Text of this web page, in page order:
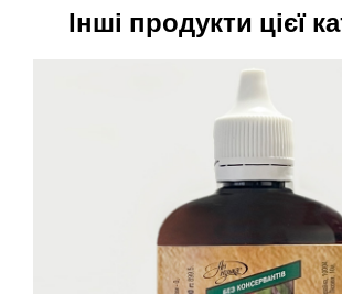
Інші продукти цієї